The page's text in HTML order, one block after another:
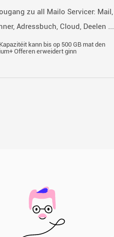
zu all Mailo Servicer: Mail,
Adressbuch, Cloud, Deelen ...
kann bis op 500 GB mat den
Offeren erweidert ginn